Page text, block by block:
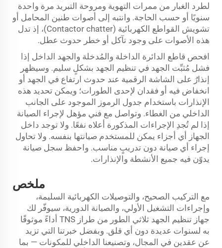
لطرد الغبار من ممرات التهوية ومروحة التبريد مرة واحدة
سنويًا أو حسب الحاجة. وانتبه إلى أصوات طنين المحامل أو
تشويش القواطع الكهربائية (Contactor chatter)، إذ تدل
هذه الأصوات على وجود تآكل أو خطر حدوث عطل.
افحص قاطع الدائرة الداخلة والمُدخلة والجهد الداخل إذا
فشل مُثبِّت الجهد في تنظيم الجهد بشكلٍ سليم. وسيظهر
إنذارٌ على الشاشة الرقمية عند حدوث ارتفاع في الجهد أو
انخفاض فيه أو فقدان لإحدى الطورات؛ ويمكن تحديد هذه
الإنذارات باستخدام جدول الرموز الموجود على الجانب
الداخلي من الغطاء. وتواصل مع فني مؤهل لإجراء الصيانة
إذا لم تُجدِ الإجراءات المذكورة أعلاه نفعًا. ولا توجد داخل
الجهاز أي أجزاء يمكن للمستخدم صيانتها بنفسه. ولا تحاول
إجراء أي صيانة دون تدريبٍ مناسب. واحفظ سجل صيانة
يدوّن فيه جميع الأنشطة والإنذارات.
ملخص
مع التركيب الصحيح، والتوصيلات الكهربائية السليمة،
وإجراءات التشغيل الأولي، والصيانة الدورية، سيوفّر لك
جهاز تنظيم الجهد ثلاثي الطور من طراز TNS أداءً موثوقًا
به لسنوات عديدة دون أي قلق. وبفضل خبرتنا التي تزيد
عن عقدين في المجال، وتصنيعنا الداخلي للمكونات — بما